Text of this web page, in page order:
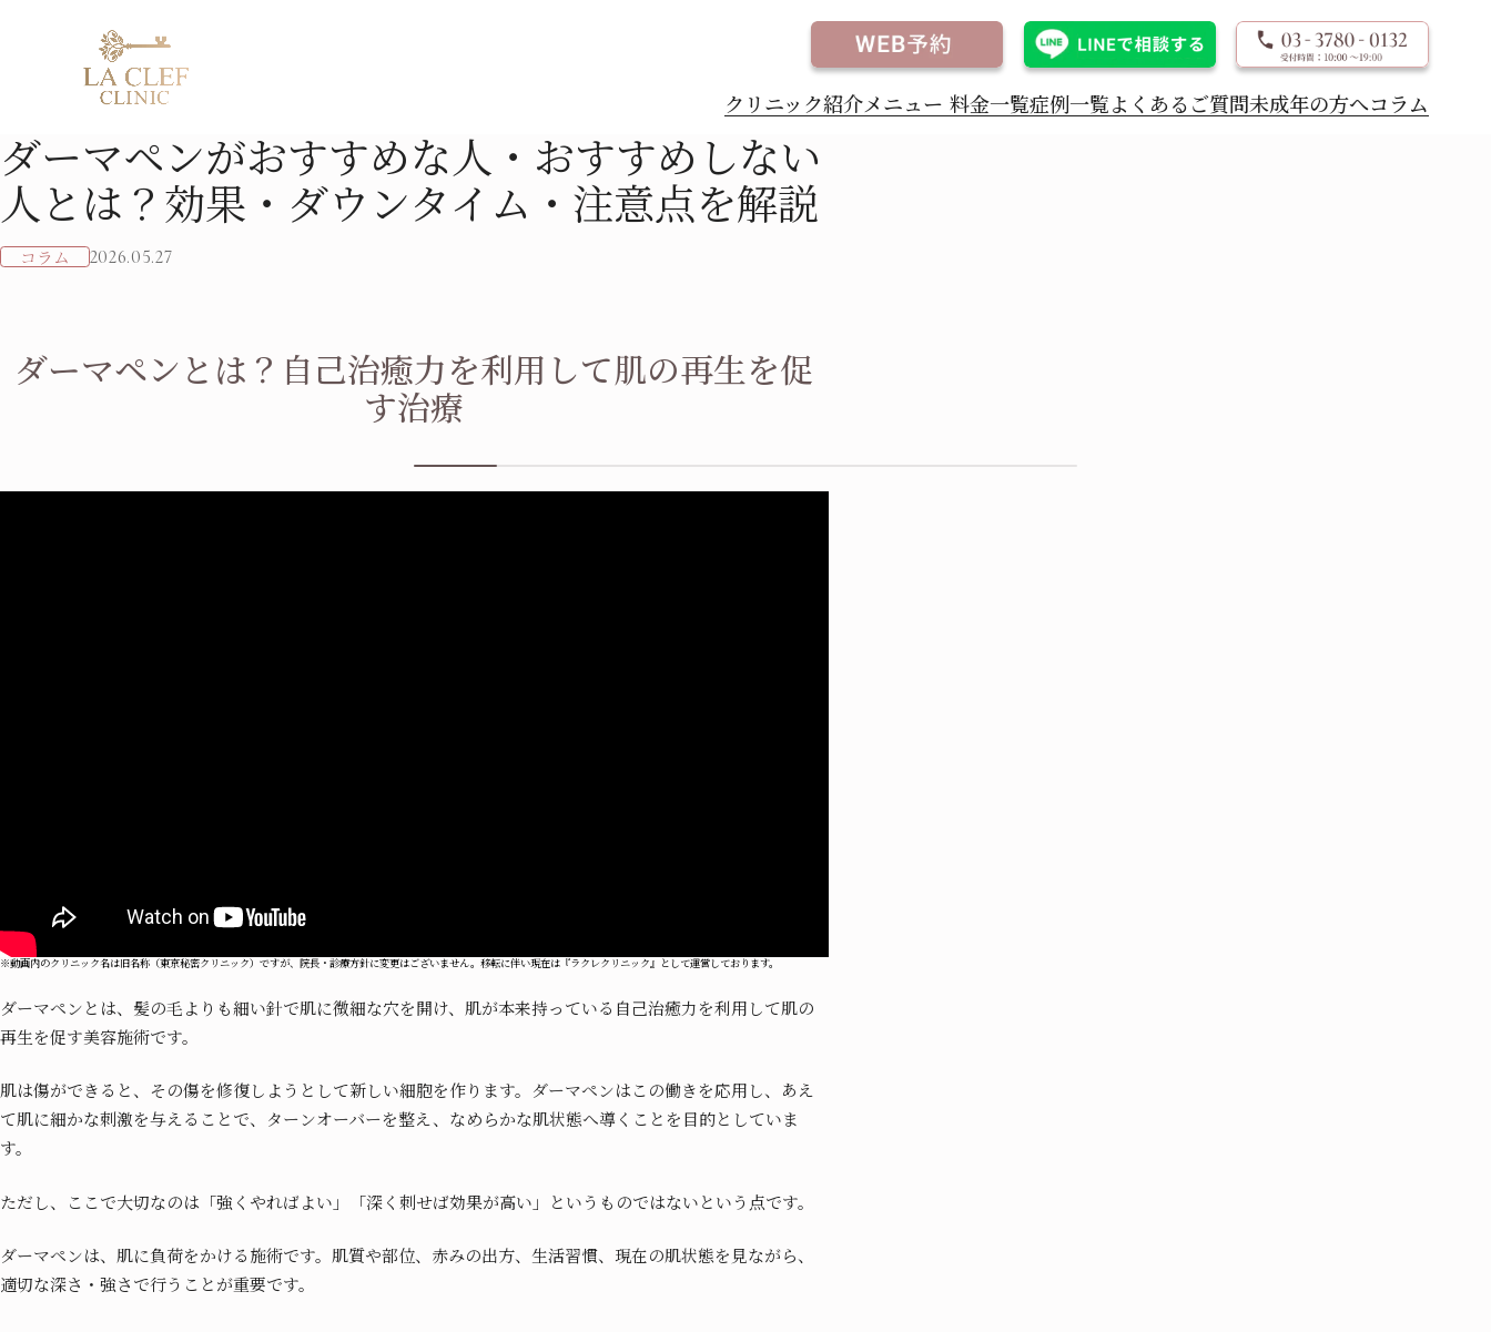
クリニック紹介メニュー
スレッドリフト
クマ取り施術
ヒアルロン酸注入
ブレッシング
美容点滴
マンジャロ（チルゼパチド）
アートメイク
料金一覧症例一覧よくあるご質問未成年の方へコラム
ダーマペンがおすすめな人・おすすめしない
人とは？効果・ダウンタイム・注意点を解説
コラム 2026.05.27
ダーマペンとは？自己治癒力を利用して肌の再生を促
す治療
※動画内のクリニック名は旧名称（東京秘密クリニック）ですが、院長・診療方針に変更はございません。移転に伴い現在は『ラクレクリニック』として運営しております。
ダーマペンとは、髪の毛よりも細い針で肌に微細な穴を開け、肌が本来持っている自己治癒力を利用して肌の
再生を促す美容施術です。
肌は傷ができると、その傷を修復しようとして新しい細胞を作ります。ダーマペンはこの働きを応用し、あえ
て肌に細かな刺激を与えることで、ターンオーバーを整え、なめらかな肌状態へ導くことを目的としていま
す。
ただし、ここで大切なのは「強くやればよい」「深く刺せば効果が高い」というものではないという点です。
ダーマペンは、肌に負荷をかける施術です。肌質や部位、赤みの出方、生活習慣、現在の肌状態を見ながら、
適切な深さ・強さで行うことが重要です。